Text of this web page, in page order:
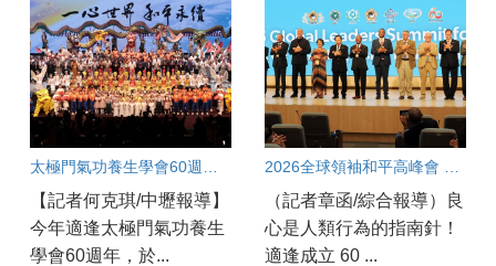
【記者何克琪/中壢報導】
今年適逢太極門氣功養生
學會60週年，於...
（記者章函/綜合報導）良
心是人類行為的指南針！
適逢成立 60 ...